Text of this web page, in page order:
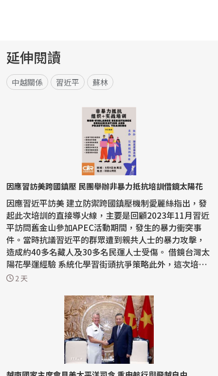
延伸閱讀
中越關係 習近平 蘇林
因應習訪美跨國鎮壓 民團舉辦非暴力抵抗培訓借鏡太陽花
因應習近平訪美 建立防禦跨國鎮壓機制愛麗絲指出，發
起此次培訓的直接導火線，主要是回顧2023年11月習近
平訪問舊金山參加APEC活動期間，發生的暴力衝突事
件。當時抗議習近平的群眾遭到親共人士的暴力攻擊，
造成約40多名藏人及30多名民運人士受傷。 借鏡台灣太
陽花學運經驗 系統化學習街頭抗爭策略此外，這次培訓
的另...
2 天